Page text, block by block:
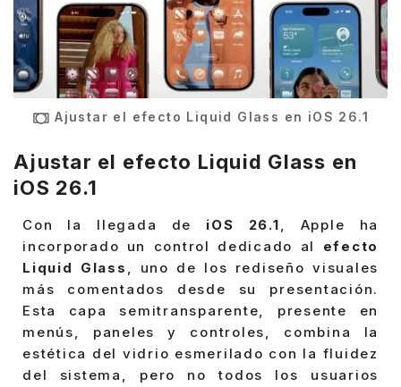
Ajustar el efecto Liquid Glass en iOS 26.1
Ajustar el efecto Liquid Glass en
iOS 26.1
Con la llegada de iOS 26.1, Apple ha
incorporado un control dedicado al efecto
Liquid Glass , uno de los rediseño visuales
más comentados desde su presentación.
Esta capa semitransparente, presente en
menús, paneles y controles, combina la
estética del vidrio esmerilado con la fluidez
del sistema, pero no todos los usuarios